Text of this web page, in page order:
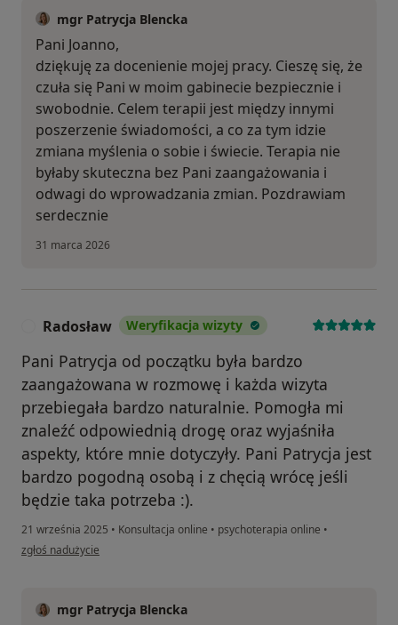
mgr Patrycja Blencka
Pani Joanno,
dziękuję za docenienie mojej pracy. Cieszę się, że
czuła się Pani w moim gabinecie bezpiecznie i
swobodnie. Celem terapii jest między innymi
poszerzenie świadomości, a co za tym idzie
zmiana myślenia o sobie i świecie. Terapia nie
byłaby skuteczna bez Pani zaangażowania i
odwagi do wprowadzania zmian. Pozdrawiam
serdecznie
31 marca 2026
Radosław Weryfikacja wizyty
Pani Patrycja od początku była bardzo
zaangażowana w rozmowę i każda wizyta
przebiegała bardzo naturalnie. Pomogła mi
znaleźć odpowiednią drogę oraz wyjaśniła
aspekty, które mnie dotyczyły. Pani Patrycja jest
bardzo pogodną osobą i z chęcią wrócę jeśli
będzie taka potrzeba :).
21 września 2025 • Konsultacja online • psychoterapia online •
w opinii użytkownika Radosław
zgłoś nadużycie
mgr Patrycja Blencka